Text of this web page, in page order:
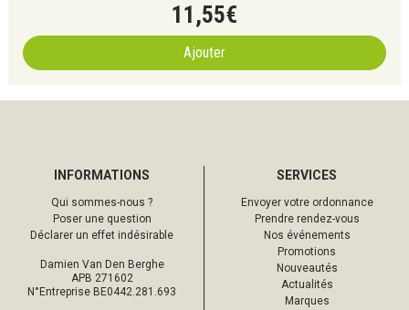
11 ,55€
Ajouter
INFORMATIONS
Qui sommes-nous ?
Poser une question
Déclarer un effet indésirable
Damien Van Den Berghe
APB 271602
N°Entreprise BE0442.281.693
SERVICES
Envoyer votre ordonnance
Prendre rendez-vous
Nos événements
Promotions
Nouveautés
Actualités
Marques